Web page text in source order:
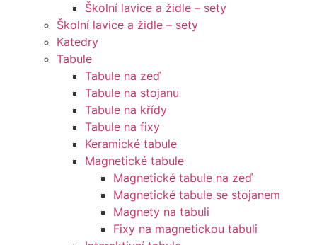
Školní lavice a židle – sety
Školní lavice a židle – sety
Katedry
Tabule
Tabule na zeď
Tabule na stojanu
Tabule na křídy
Tabule na fixy
Keramické tabule
Magnetické tabule
Magnetické tabule na zeď
Magnetické tabule se stojanem
Magnety na tabuli
Fixy na magnetickou tabuli